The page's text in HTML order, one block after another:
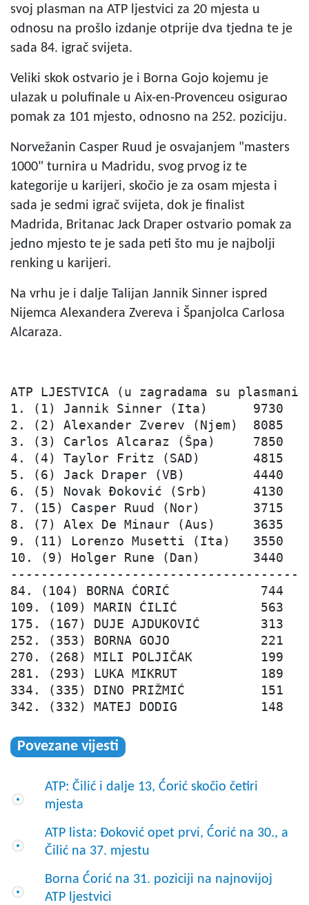
svoj plasman na ATP ljestvici za 20 mjesta u
odnosu na prošlo izdanje otprije dva tjedna te je
sada 84. igrač svijeta.
Veliki skok ostvario je i Borna Gojo kojemu je
ulazak u polufinale u Aix-en-Provenceu osigurao
pomak za 101 mjesto, odnosno na 252. poziciju.
Norvežanin Casper Ruud je osvajanjem "masters
1000" turnira u Madridu, svog prvog iz te
kategorije u karijeri, skočio je za osam mjesta i
sada je sedmi igrač svijeta, dok je finalist
Madrida, Britanac Jack Draper ostvario pomak za
jedno mjesto te je sada peti što mu je najbolji
renking u karijeri.
Na vrhu je i dalje Talijan Jannik Sinner ispred
Nijemca Alexandera Zvereva i Španjolca Carlosa
Alcaraza.
ATP LJESTVICA (u zagradama su
1. (1) Jannik Sinner (Ita)      9730
2. (2) Alexander Zverev (Njem)  8085
3. (3) Carlos Alcaraz (Špa)     7850
4. (4) Taylor Fritz (SAD)       4815
5. (6) Jack Draper (VB)         4440
6. (5) Novak Đoković (Srb)      4130
7. (15) Casper Ruud (Nor)       3715
8. (7) Alex De Minaur (Aus)     3635
9. (11) Lorenzo Musetti (Ita)   3550
10. (9) Holger Rune (Dan)       3440
84. (104) BORNA ĆORIĆ            744
109. (109) MARIN ĆILIĆ           563
175. (167) DUJE AJDUKOVIĆ        313
252. (353) BORNA GOJO            221
270. (268) MILI POLJIČAK         199
281. (293) LUKA MIKRUT           189
334. (335) DINO PRIŽMIĆ          151
342. (332) MATEJ DODIG           148
Povezane vijesti
ATP: Čilić i dalje 13, Ćorić skočio četiri
mjesta
ATP lista: Đoković opet prvi, Ćorić na 30., a
Čilić na 37. mjestu
Borna Ćorić na 31. poziciji na najnovijoj
ATP ljestvici